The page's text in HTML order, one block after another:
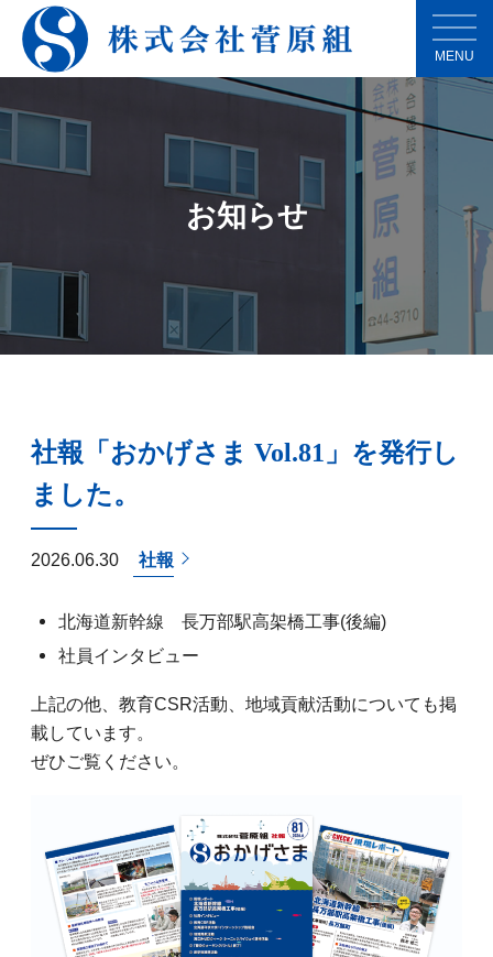
MENU
お知らせ
社報「おかげさま Vol.81」を発行し
ました。
2026.06.30 社報
北海道新幹線 長万部駅高架橋工事(後編)
社員インタビュー
上記の他、教育CSR活動、地域貢献活動についても掲
載しています。
ぜひご覧ください。